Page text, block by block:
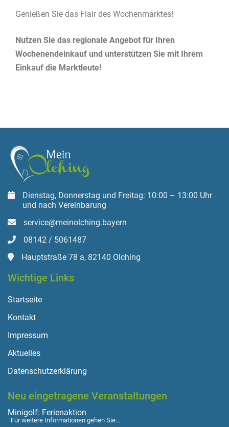
Genießen Sie das Flair des Wochenmarktes!
Nutzen Sie das regionale Angebot für Ihren
Wochenendeinkauf und unterstützen Sie mit Ihrem
Einkauf die Marktleute!
Dienstag, Donnerstag und Freitag: 10:00 – 13:00 Uhr
und nach Vereinbarung
service@meinolching.bayern
08142 / 5061487
Hauptstraße 78 a, 82140 Olching
Wichtige Links
Startseite
Kontakt
Impressum
Aktuelles
Datenschutzerklärung
Neu eingetragene Veranstaltungen
Minigolf: Ferienaktion
Für weitere Informationen gehen Sie…